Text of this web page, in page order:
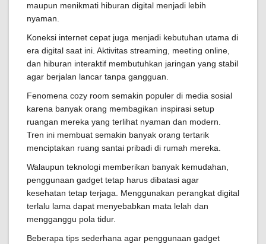
maupun menikmati hiburan digital menjadi lebih
nyaman.
Koneksi internet cepat juga menjadi kebutuhan utama di
era digital saat ini. Aktivitas streaming, meeting online,
dan hiburan interaktif membutuhkan jaringan yang stabil
agar berjalan lancar tanpa gangguan.
Fenomena cozy room semakin populer di media sosial
karena banyak orang membagikan inspirasi setup
ruangan mereka yang terlihat nyaman dan modern.
Tren ini membuat semakin banyak orang tertarik
menciptakan ruang santai pribadi di rumah mereka.
Walaupun teknologi memberikan banyak kemudahan,
penggunaan gadget tetap harus dibatasi agar
kesehatan tetap terjaga. Menggunakan perangkat digital
terlalu lama dapat menyebabkan mata lelah dan
mengganggu pola tidur.
Beberapa tips sederhana agar penggunaan gadget